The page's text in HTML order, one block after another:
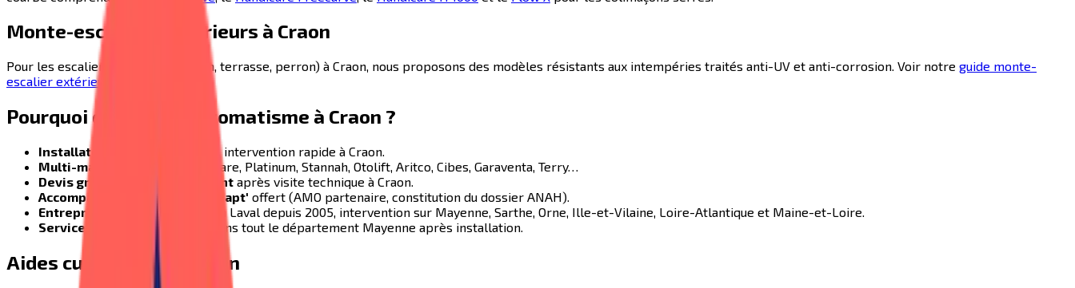
Monte-escaliers extérieurs à Craon
Pour les escaliers extérieurs (jardin, terrasse, perron) à Craon, nous proposons des modèles résistants aux intempéries traités anti-UV et anti-corrosion. Voir notre guide monte-
escalier extérieur
Pourquoi choisir A+ Automatisme à Craon ?
Installateur local basé à Laval, intervention rapide à Craon.
Multi-marques
: Acorn, Handicare, Platinum, Stannah, Otolift, Aritco, Cibes, Garaventa, Terry…
Devis gratuit remis rapidement après visite technique à Craon.
Accompagnement MaPrimeAdapt' offert (AMO partenaire, constitution du dossier ANAH).
Entreprise familiale
installée à Laval depuis 2005, intervention sur Mayenne, Sarthe, Orne, Ille-et-Vilaine, Loire-Atlantique et Maine-et-Loire.
Service après-vente
assuré dans tout le département Mayenne après installation.
Aides cumulables à Craon